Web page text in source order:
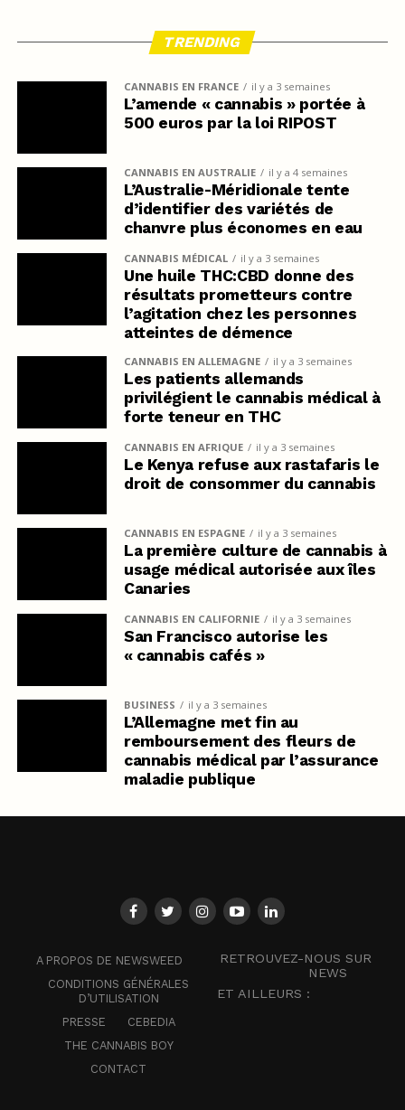
TRENDING
CANNABIS EN FRANCE il y a 3 semaines
L’amende « cannabis » portée à
500 euros par la loi RIPOST
CANNABIS EN AUSTRALIE il y a 4 semaines
L’Australie-Méridionale tente
d’identifier des variétés de
chanvre plus économes en eau
CANNABIS MÉDICAL il y a 3 semaines
Une huile THC:CBD donne des
résultats prometteurs contre
l’agitation chez les personnes
atteintes de démence
CANNABIS EN ALLEMAGNE il y a 3 semaines
Les patients allemands
privilégient le cannabis médical à
forte teneur en THC
CANNABIS EN AFRIQUE il y a 3 semaines
Le Kenya refuse aux rastafaris le
droit de consommer du cannabis
CANNABIS EN ESPAGNE il y a 3 semaines
La première culture de cannabis à
usage médical autorisée aux îles
Canaries
CANNABIS EN CALIFORNIE il y a 3 semaines
San Francisco autorise les
« cannabis cafés »
BUSINESS il y a 3 semaines
L’Allemagne met fin au
remboursement des fleurs de
cannabis médical par l’assurance
maladie publique
A PROPOS DE NEWSWEED
CONDITIONS GÉNÉRALES
D’UTILISATION
PRESSE
CEBEDIA
THE CANNABIS BOY
CONTACT
RETROUVEZ-NOUS SUR
NEWS
ET AILLEURS :